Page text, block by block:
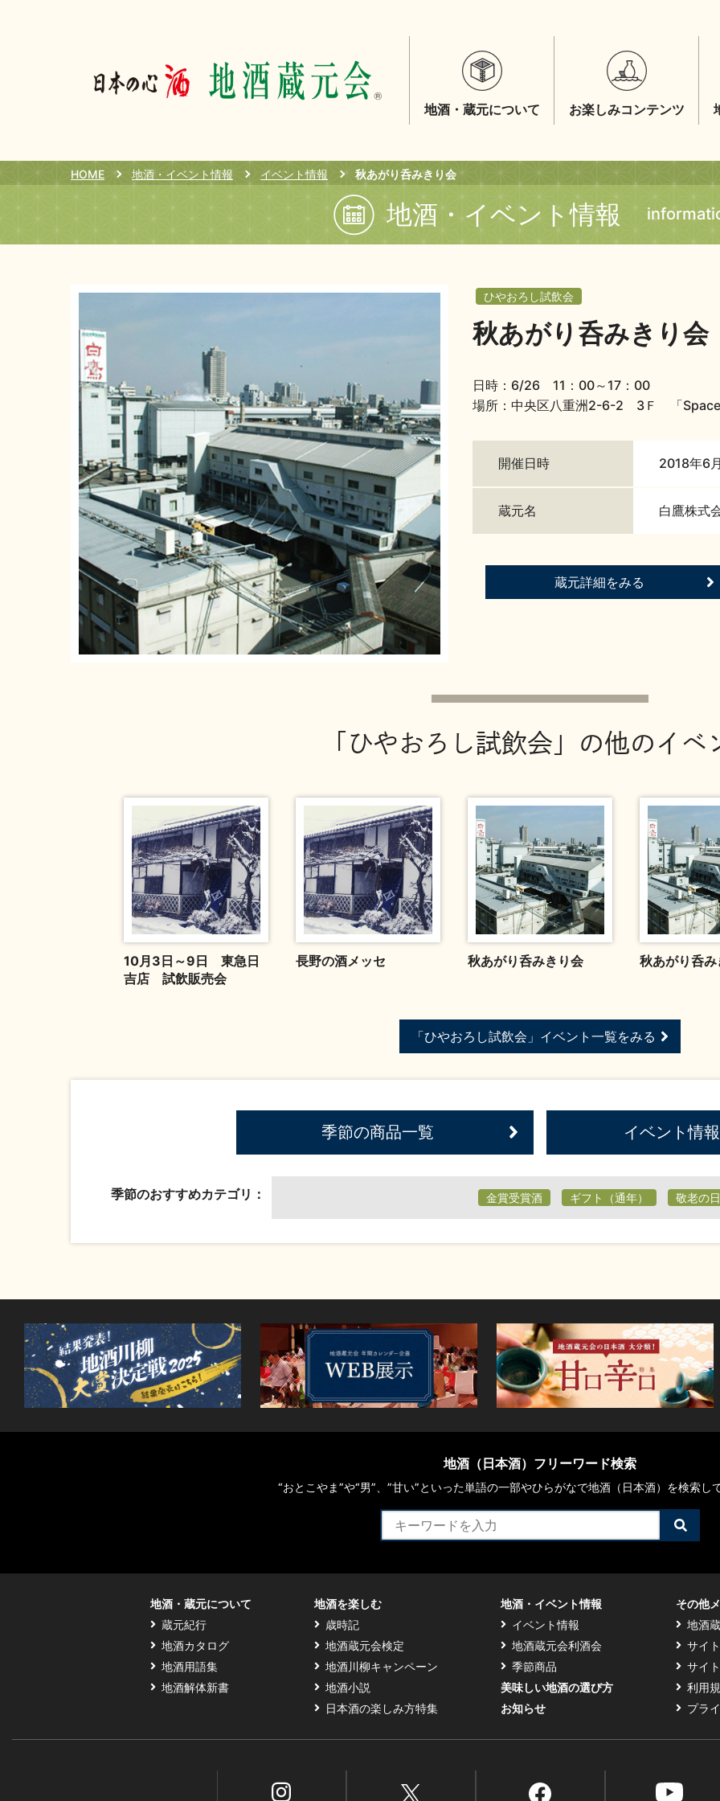
地酒・蔵元について お楽しみコンテンツ
HOME 地酒・イベント情報 イベント情報 秋あがり呑みきり会
地酒・イベント情報
ひやおろし試飲会
秋あがり呑みきり会
日時：6/26 11：00～17：00
場所：中央区八重洲2-6-2 3Ｆ 「
開催日時 2018年6
蔵元名 白鷹株式
蔵元詳細をみる
「ひやおろし試飲会」の他のイベ
10月3日～9日 東急日
吉店 試飲販売会
長野の酒メッセ 秋あがり呑みきり会 秋あがり呑
「ひやおろし試飲会」イベント一覧をみる
季節の商品一覧 イベント情
季節のおすすめカテゴリ： 金賞受賞酒 ギフト（通年） 敬老の
地酒（日本酒）フリーワード検索
“おとこやま”や“男”、”甘い”といった単語の一部やひらがなで地酒（日本酒）を検索し
検
索
地酒・蔵元について
蔵元紀行
地酒カタログ
地酒用語集
地酒解体新書
地酒を楽しむ
歳時記
地酒蔵元会検定
地酒川柳キャンペーン
地酒小説
日本酒の楽しみ方特集
地酒・イベント情報
イベント情報
地酒蔵元会利酒会
季節商品
美味しい地酒の選び方
お知らせ
その他
地酒
サイ
サイ
利用
プラ